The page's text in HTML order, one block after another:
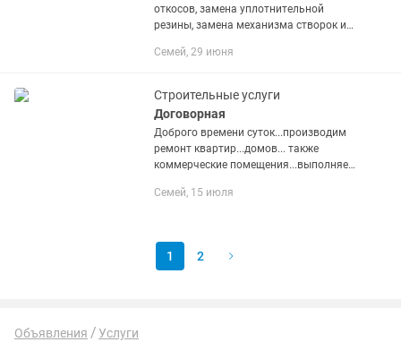
откосов, замена уплотнительной
резины, замена механизма створок и
настройка и регулировка створок и
Семей, 29 июня
Строительные услуги
Договорная
Доброго времени суток...производим
ремонт квартир...домов... также
коммерческие помещения...выполняем
цены обговаривается с заказчиком...
Семей, 15 июля
1 2
Объявления Услуги